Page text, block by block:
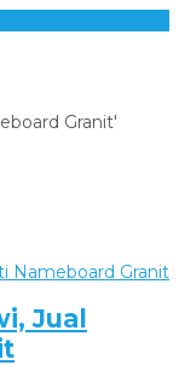
Granit'
Jual